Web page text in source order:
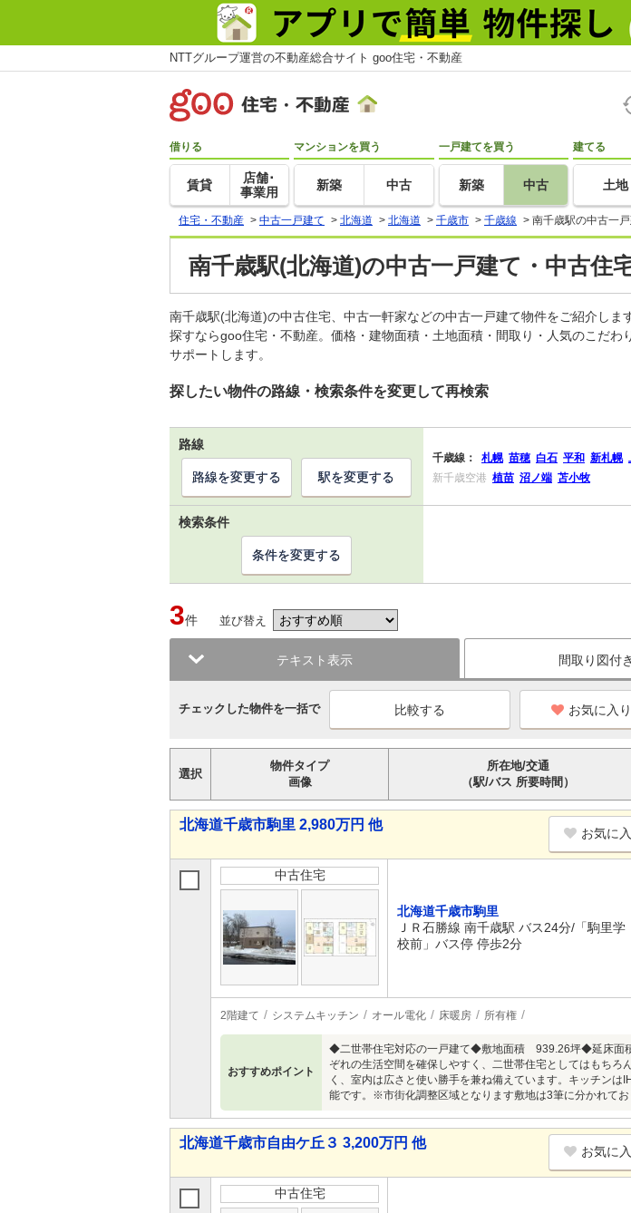
NTTグループ運営の不動産総合サイト goo住宅・不動産
借りる
賃貸
店舗･
事業用
マンションを買う
新築 中古
一戸建てを買う
新築 中古
建てる
土地
住宅・不動産 > 中古一戸建て > 北海道 > 北海道 > 千歳市 > 千歳線 > 南千歳駅の中古一
南千歳駅(北海道)の中古一戸建て・中古住
南千歳駅(北海道)の中古住宅、中古一軒家などの中古一戸建て物件をご紹介し
探すならgoo住宅・不動産。価格・建物面積・土地面積・間取り・人気のこだ
サポートします。
探したい物件の路線・検索条件を変更して再検索
路線
千歳線： 札幌 苗穂 白石 平和 新札幌
新千歳空港 植苗 沼ノ端 苫小牧
路線を変更する 駅を変更する
検索条件
条件を変更する
3件 並び替え
テキスト表示 間取り図付
チェックした物件を一括で お気に入
選択
物件タイプ
画像
所在地/交通
（駅/バス 所要時間）
北海道千歳市駒里 2,980万円 他
お気に
中古住宅
北海道千歳市駒里
ＪＲ石勝線 南千歳駅 バス24分/「駒里学
校前」バス停 停歩2分
2階建て システムキッチン オール電化 床暖房 所有権
おすすめポイント
◆二世帯住宅対応の一戸建て◆敷地面積 939.26坪◆延床
ぞれの生活空間を確保しやすく、二世帯住宅としてはもち
く、室内は広さと使い勝手を兼ね備えています。キッチン
能です。※市街化調整区域となります敷地は3筆に分かれて
北海道千歳市自由ケ丘３ 3,200万円 他
お気に
中古住宅